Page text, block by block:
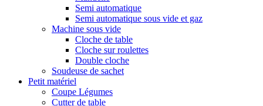
Semi automatique
Semi automatique sous vide et gaz
Machine sous vide
Cloche de table
Cloche sur roulettes
Double cloche
Soudeuse de sachet
Petit matériel
Coupe Légumes
Cutter de table